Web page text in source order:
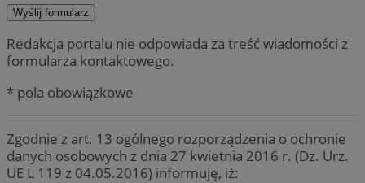
Redakcja portalu nie odpowiada za treść wiadomości z
formularza kontaktowego.
* pola obowiązkowe
Zgodnie z art. 13 ogólnego rozporządzenia o ochronie
danych osobowych z dnia 27 kwietnia 2016 r. (Dz. Urz.
UE L 119 z 04.05.2016) informuję, iż: